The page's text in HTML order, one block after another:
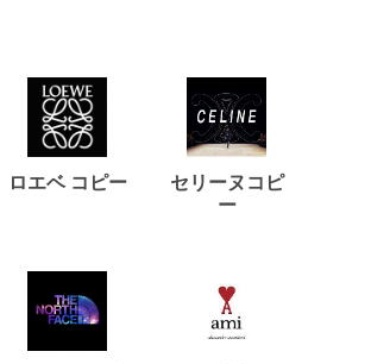
ロエベ コピー
セリーヌコピ
ー